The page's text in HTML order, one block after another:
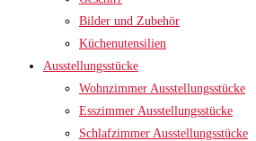
Bilder und Zubehör
Küchenutensilien
Ausstellungsstücke
Wohnzimmer Ausstellungsstücke
Esszimmer Ausstellungsstücke
Schlafzimmer Ausstellungsstücke